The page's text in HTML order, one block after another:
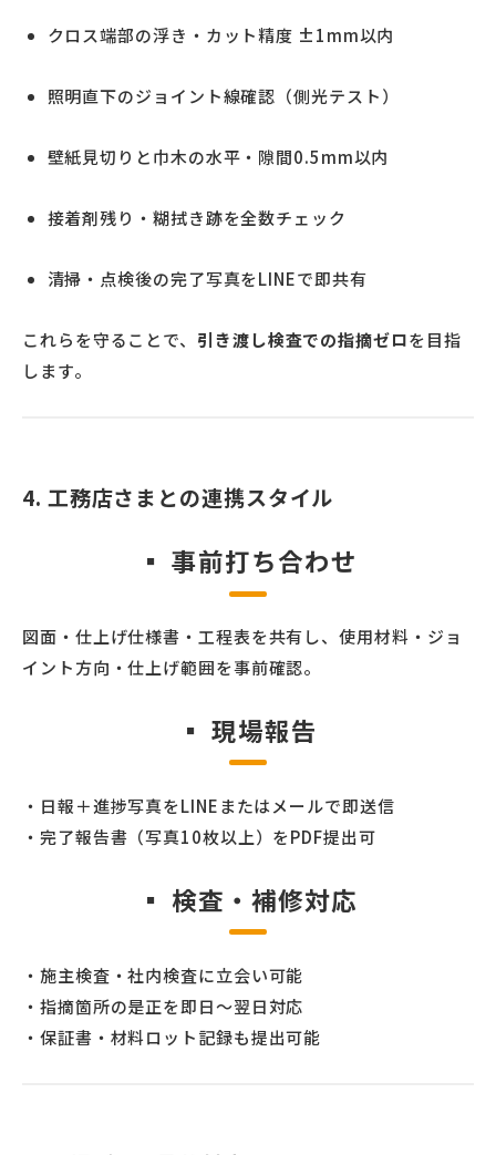
クロス端部の浮き・カット精度 ±1mm以内
照明直下のジョイント線確認（側光テスト）
壁紙見切りと巾木の水平・隙間0.5mm以内
接着剤残り・糊拭き跡を全数チェック
清掃・点検後の完了写真をLINEで即共有
これらを守ることで、 引き渡し検査での指摘ゼロを目指
します。
4. 工務店さまとの連携スタイル
▪ 事前打ち合わせ
図面・仕上げ仕様書・工程表を共有し、使用材料・ジョ
イント方向・仕上げ範囲を事前確認。
▪ 現場報告
・日報＋進捗写真をLINEまたはメールで即送信
・完了報告書（写真10枚以上）をPDF提出可
▪ 検査・補修対応
・施主検査・社内検査に立会い可能
・指摘箇所の是正を即日〜翌日対応
・保証書・材料ロット記録も提出可能